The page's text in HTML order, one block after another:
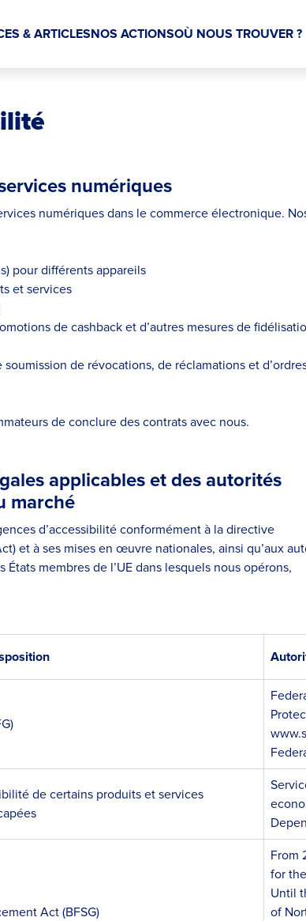
& ARTICLESNOS ACTIONSOÙ NOUS TROUVER ?
numériques
numériques dans le commerce électronique.
pour différents appareils
et services
de cashback et d’autres mesures de
de révocations, de réclamations et
de conclure des contrats avec nous.
applicables et des autorités
marché
d’accessibilité conformément à la directive
et à ses mises en œuvre nationales, ainsi qu’aux
membres de l’UE dans lesquels nous opérons,
de certains produits et services
Act (BFSG)
From
for
Until
of